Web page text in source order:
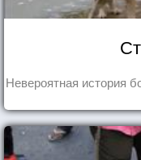
Невероятная история